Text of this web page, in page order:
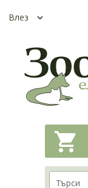
Влез